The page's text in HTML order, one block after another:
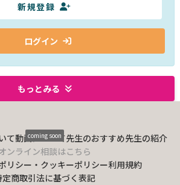
新規登録
ログイン
もっとみる
て動画について先生のおすすめ先生の紹介
ンライン相談はこちら
coming soon
リシー・クッキーポリシー利用規約
定商取引法に基づく表記